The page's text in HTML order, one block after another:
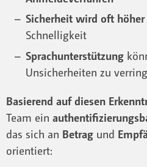
Sicherheit wird oft
Schnelligkeit
Sprachunterstützung
Unsicherheiten zu
Basierend auf diesen
Team ein
das sich an Betrag und
orientiert: